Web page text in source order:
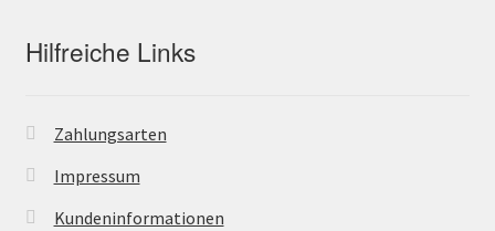
Hilfreiche Links
Zahlungsarten
Impressum
Kundeninformationen